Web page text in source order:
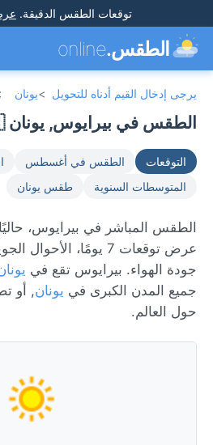
توقعات الطقس الدقيقة.
الطقس.online
يرجى إدخال القيم أدناه للتحويل >يونان
الطقس في بيرايوس, يونان 🇬🇷
التوقعات الطقس في أغسطس
المتوسطات السنوية
طقس يونان
عرض توقعات 7 يومًا،
جودة الهواء. بيرايوس تقع في
جميع المدن الكبرى في يونان, أو
حول العالم.